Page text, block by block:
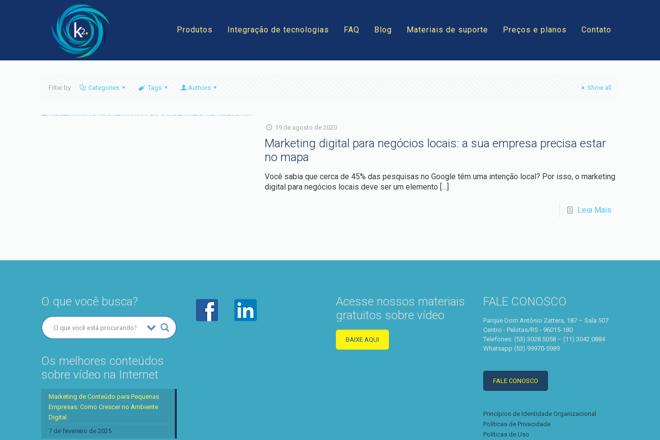
Produtos Integração de tecnologias FAQ Blog Materiais de suporte Preços e planos Contato
Filter by Categories Tags Authors Show all
19 de agosto de 2020
Marketing digital para negócios locais: a sua empresa precisa estar
no mapa
Você sabia que cerca de 45% das pesquisas no Google têm uma intenção local? Por isso, o marketing
digital para negócios locais deve ser um elemento […]
Leia Mais
O que você busca?
Os melhores conteúdos
sobre vídeo na Internet
Marketing de Conteúdo para Pequenas
Empresas: Como Crescer no Ambiente
Digital
7 de fevereiro de 2025
Acesse nossos materiais
gratuitos sobre vídeo
BAIXE AQUI
FALE CONOSCO
Parque Dom Antônio Zattera, 187 – Sala 507
Centro - Pelotas/RS - 96015-180
Telefones: (53) 3028.5058 – (11) 3042.0884
Whatsapp (53) 99970-5989
FALE CONOSCO
Princípios de Identidade Organizacional
Políticas de Privacidade
Políticas de Uso